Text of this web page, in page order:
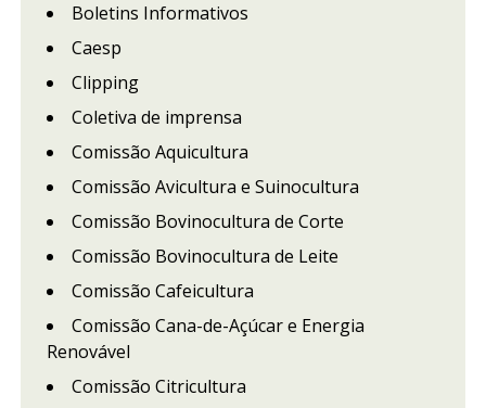
Boletins Informativos
Caesp
Clipping
Coletiva de imprensa
Comissão Aquicultura
Comissão Avicultura e Suinocultura
Comissão Bovinocultura de Corte
Comissão Bovinocultura de Leite
Comissão Cafeicultura
Comissão Cana-de-Açúcar e Energia
Renovável
Comissão Citricultura